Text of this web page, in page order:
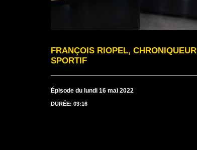
FRANÇOIS RIOPEL, CHRONIQUEUR
SPORTIF
Épisode du lundi 16 mai 2022
DURÉE: 03:16